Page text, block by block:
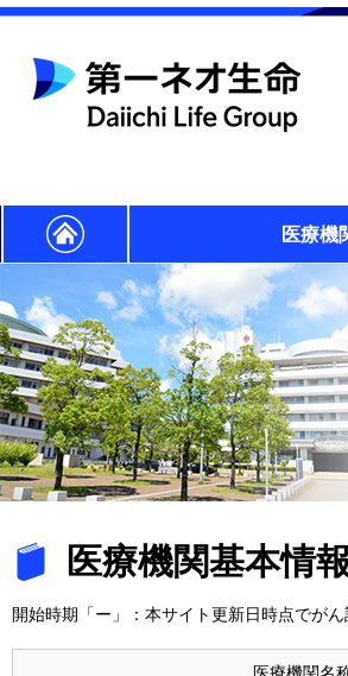
医療機
医療機関基本情報
開始時期「ー」：本サイト更新日時点でが
医療機関名